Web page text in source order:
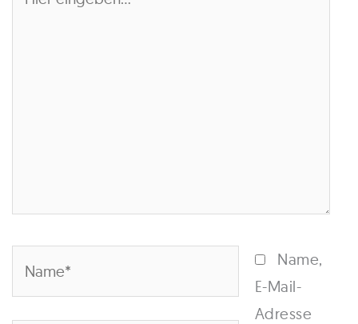
eingeben…
Name,
E-Mail-
Adresse